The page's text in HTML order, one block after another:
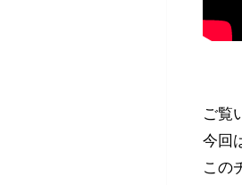
ご覧
今回
この